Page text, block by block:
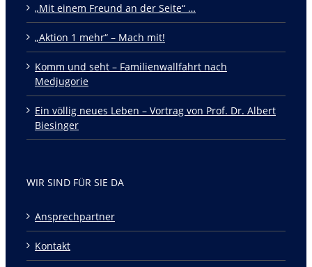
„Mit einem Freund an der Seite“ …
„Aktion 1 mehr“ – Mach mit!
Komm und seht – Familienwallfahrt nach
Medjugorie
Ein völlig neues Leben – Vortrag von Prof. Dr. Albert
Biesinger
WIR SIND FÜR SIE DA
Ansprechpartner
Kontakt